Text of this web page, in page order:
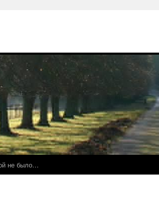
не было…